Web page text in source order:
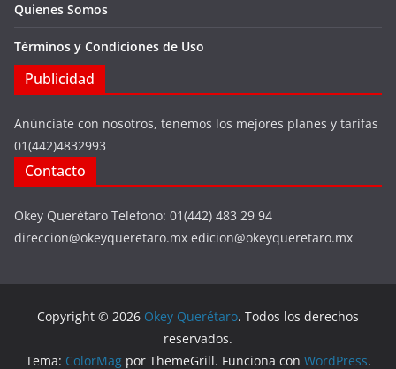
Quienes Somos
Términos y Condiciones de Uso
Publicidad
Anúnciate con nosotros, tenemos los mejores planes y tarifas
01(442)4832993
Contacto
Okey Querétaro Telefono: 01(442) 483 29 94
direccion@okeyqueretaro.mx edicion@okeyqueretaro.mx
Copyright © 2026 Okey Querétaro. Todos los derechos
reservados.
Tema: ColorMagpor ThemeGrill. Funciona con WordPress.